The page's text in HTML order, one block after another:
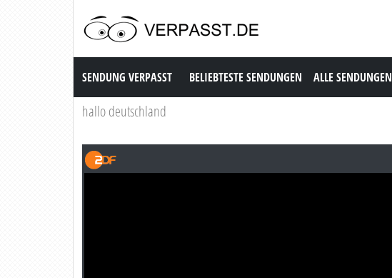
Sendung Verpasst
SENDUNG VERPASST BELIEBTESTE SENDUNGEN ALLE SENDUNGEN
hallo deutschland